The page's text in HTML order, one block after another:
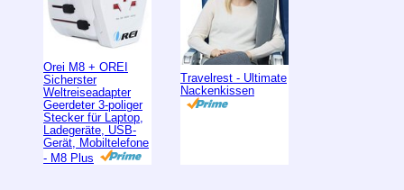
Orei M8 + OREI
Sicherster
Weltreiseadapter
Geerdeter 3-poliger
Stecker für Laptop,
Ladegeräte, USB-
Gerät, Mobiltelefone
- M8 Plus
Travelrest - Ultimate
Nackenkissen